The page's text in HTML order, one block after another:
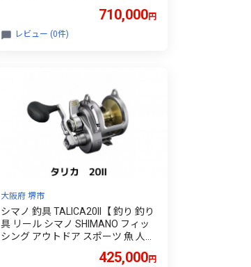
710,000円
レビュー (0件)
大阪府 堺市
シマノ 釣具 TALICA20II【 釣り 釣り
具 リール シマノ SHIMANO フィッ
シング アウトドア スポーツ 魚 人気
425,000円